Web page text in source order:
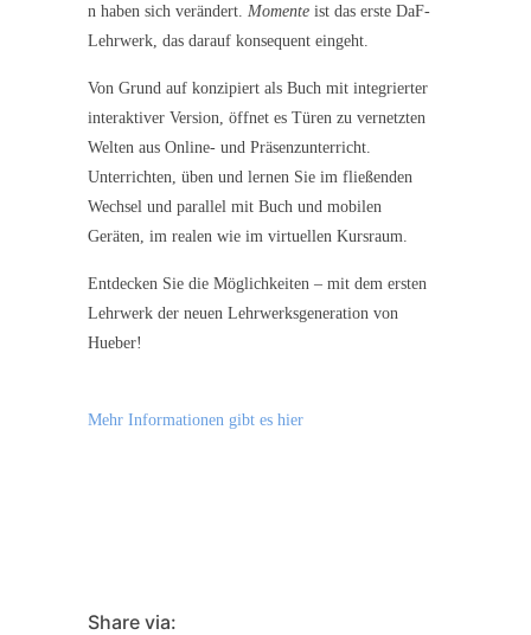
n haben sich verändert. Momente ist das erste DaF-
Lehrwerk, das darauf konsequent eingeht.
Von Grund auf konzipiert als Buch mit integrierter
interaktiver Version, öffnet es Türen zu vernetzten
Welten aus Online- und Präsenzunterricht.
Unterrichten, üben und lernen Sie im fließenden
Wechsel und parallel mit Buch und mobilen
Geräten, im realen wie im virtuellen Kursraum.
Entdecken Sie die Möglichkeiten – mit dem ersten
Lehrwerk der neuen Lehrwerksgeneration von
Hueber!
Mehr Informationen gibt es hier
Share via: